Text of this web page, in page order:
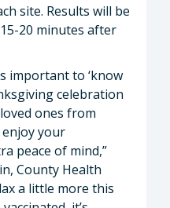
site. Results will be
20 minutes after
important to ‘know
celebration
ones from
enjoy your
peace of mind,”
County Health
a little more this